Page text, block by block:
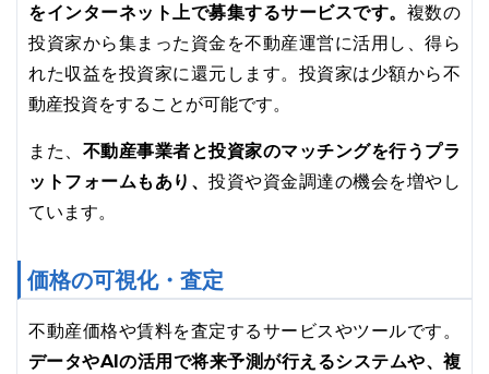
をインターネット上で募集するサービスです。 複数の
投資家から集まった資金を不動産運営に活用し、得ら
れた収益を投資家に還元します。投資家は少額から不
動産投資をすることが可能です。
また、 不動産事業者と投資家のマッチングを行うプラ
ットフォームもあり、投資や資金調達の機会を増やし
ています。
価格の可視化・査定
不動産価格や賃料を査定するサービスやツールです。
データやAIの活用で将来予測が行えるシステムや、複